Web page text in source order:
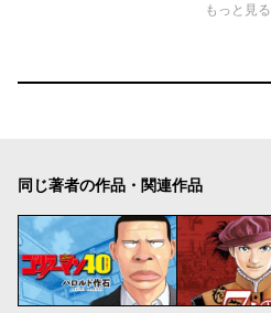
もっと見る
同じ著者の作品・関連作品